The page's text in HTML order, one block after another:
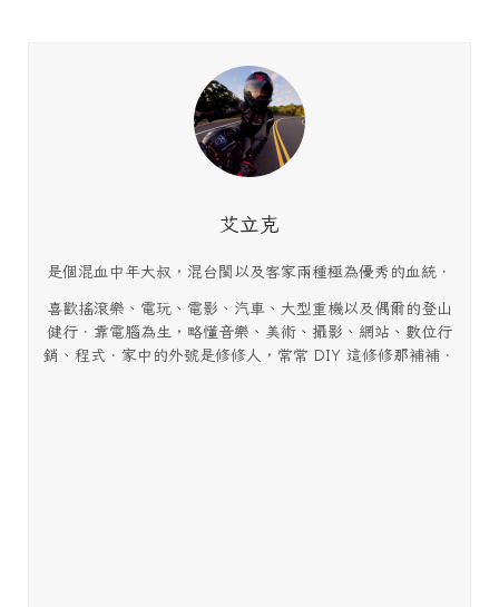
艾立克
是個混血中年大叔，混台閩以及客家兩種極為優秀的血統．
喜歡搖滾樂、電玩、電影、汽車、大型重機以及偶爾的登山
健行．靠電腦為生，略懂音樂、美術、攝影、網站、數位行
銷、程式．家中的外號是修修人，常常 DIY 這修修那補補．